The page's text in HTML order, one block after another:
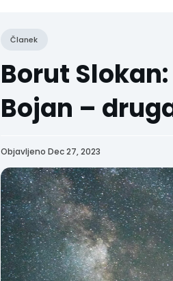
Članek
Borut Slokan:
Bojan –
Objavljeno Dec 27, 2023